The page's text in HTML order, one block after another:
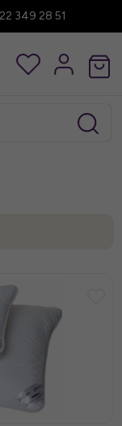
349 28 51